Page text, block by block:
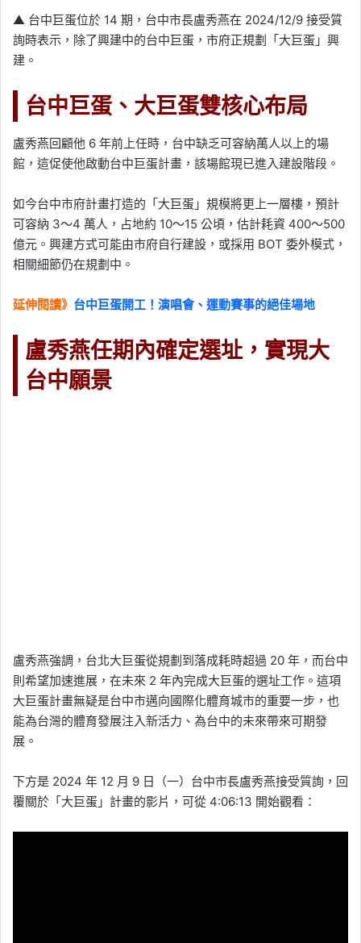
▲ 台中巨蛋位於 14 期，台中市長盧秀燕在 2024/12/9 接受質
詢時表示，除了興建中的台中巨蛋，市府正規劃「大巨蛋」興
建。
台中巨蛋、大巨蛋雙核心布局
盧秀燕回顧他 6 年前上任時，台中缺乏可容納萬人以上的場
館，這促使他啟動台中巨蛋計畫，該場館現已進入建設階段。
如今台中市府計畫打造的「大巨蛋」規模將更上一層樓，預計
可容納 3～4 萬人，占地約 10～15 公頃，估計耗資 400～500
億元。興建方式可能由市府自行建設，或採用 BOT 委外模式，
相關細節仍在規劃中。
延伸閱讀》 台中巨蛋開工！演唱會、運動賽事的絕佳場地
盧秀燕任期內確定選址，實現大
台中願景
盧秀燕強調，台北大巨蛋從規劃到落成耗時超過 20 年，而台中
則希望加速進展，在未來 2 年內完成大巨蛋的選址工作。這項
大巨蛋計畫無疑是台中市邁向國際化體育城市的重要一步，也
能為台灣的體育發展注入新活力、為台中的未來帶來可期發
展。
下方是 2024 年 12 月 9 日（一）台中市長盧秀燕接受質詢，回
覆關於「大巨蛋」計畫的影片，可從 4:06:13 開始觀看：